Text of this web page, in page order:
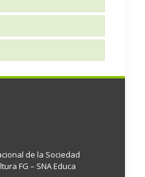
de la Sociedad
FG – SNA Educa